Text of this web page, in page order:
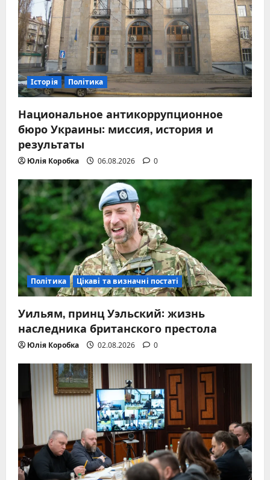
Історія Політика
Национальное антикоррупционное
бюро Украины: миссия, история и
результаты
Юлія Коробка 06.08.2026 0
Політика Цікаві та визначні постаті
Уильям, принц Уэльский: жизнь
наследника британского престола
Юлія Коробка 02.08.2026 0